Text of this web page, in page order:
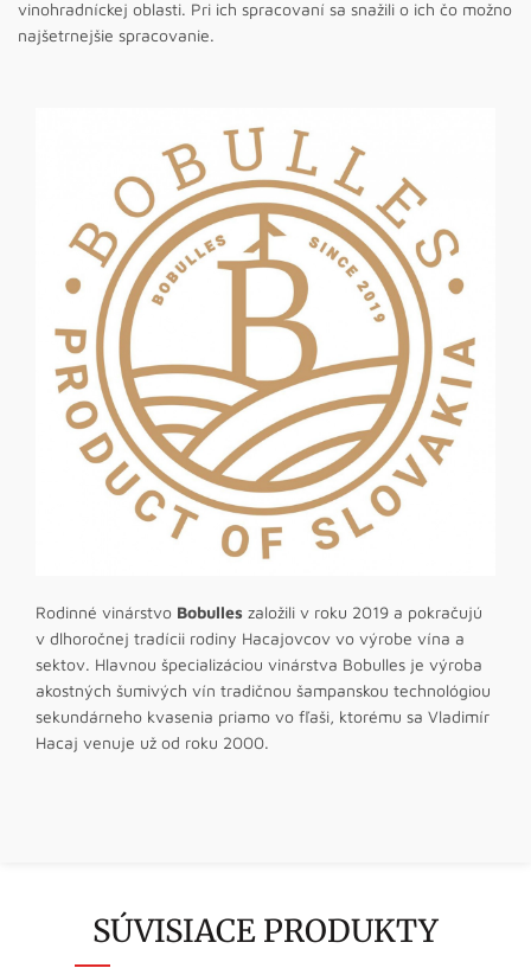
vinohradníckej oblasti. Pri ich spracovaní sa snažili o ich čo možno
najšetrnejšie spracovanie.
Rodinné vinárstvo Bobulles založili v roku 2019 a pokračujú
v dlhoročnej tradícii rodiny Hacajovcov vo výrobe vína a
sektov. Hlavnou špecializáciou vinárstva Bobulles je výroba
akostných šumivých vín tradičnou šampanskou technológiou
sekundárneho kvasenia priamo vo fľaši, ktorému sa Vladimír
Hacaj venuje už od roku 2000.
SÚVISIACE PRODUKTY